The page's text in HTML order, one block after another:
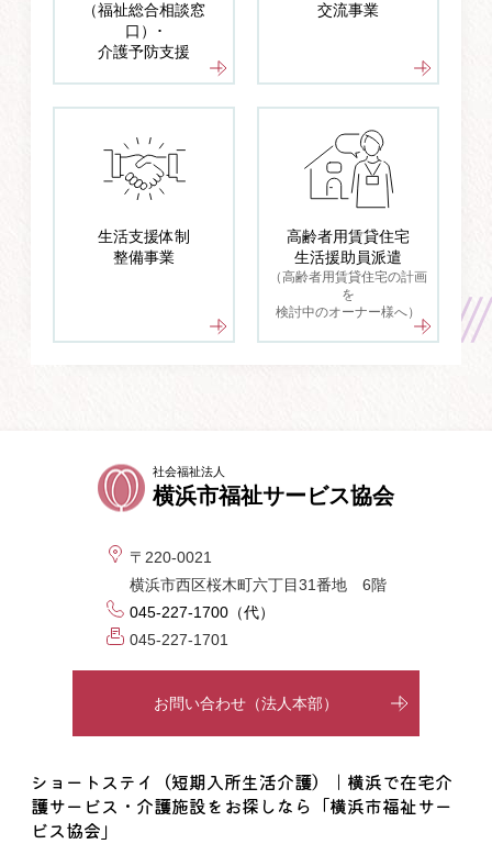
（福祉総合相談窓
口）･
介護予防支援
交流事業
生活支援体制
整備事業
⾼齢者⽤賃貸住宅
⽣活援助員派遣
（高齢者用賃貸住宅の計画
を
検討中のオーナー様へ）
社会福祉法人
横浜市福祉サービス協会
〒220-0021
横浜市西区桜木町六丁目31番地 6階
045-227-1700（代）
045-227-1701
お問い合わせ（法人本部）
ショートステイ（短期入所生活介護）｜横浜で在宅介
護サービス・介護施設をお探しなら「横浜市福祉サー
ビス協会」